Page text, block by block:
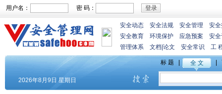
用户名： 密 码：
安全动态 安全法规 安全管理
安
安全教育
环境保护 应急预案
安
管理体系
文档 论文 安全常识 工